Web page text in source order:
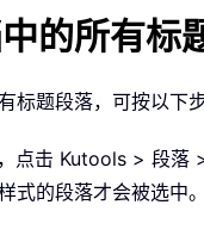
的所有标
标题段落，可按以下
点击 Kutools > 段落
式的段落才会被选中。